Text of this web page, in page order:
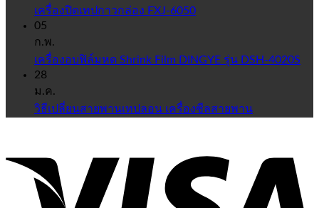
เครื่องปิดเทปกาวกล่อง FXJ-6050
05
ก.พ.
เครื่องอบฟิล์มหด Shrink Film DINGYE รุ่น DSH-4020S
28
ม.ค.
วิธีเปลี่ยนสายพานเทปลอน เครื่องซีลสายพาน